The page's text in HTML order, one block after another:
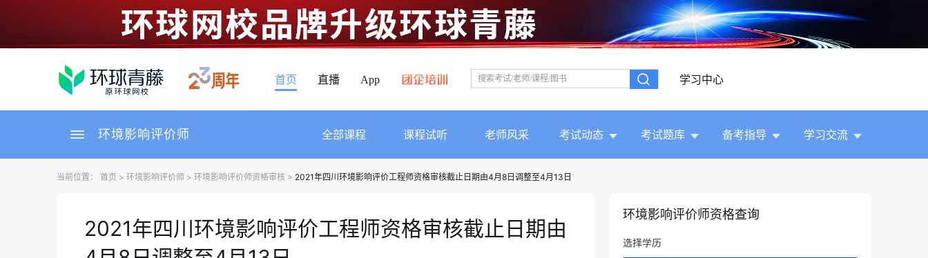
首页 直播 App 学习中心
环境影响评价师 全部课程 课程试听 老师风采 考试动态 考试题库 备考指导 学习交流
当前位置： 首页 > 环境影响评价师 > 环境影响评价师资格审核 > 2021年四川环境影响评价工程师资格审核截止日期由4月8日调整至4月13日
2021年四川环境影响评价工程师资格审核截止日期由
环境影响评价师资格查询